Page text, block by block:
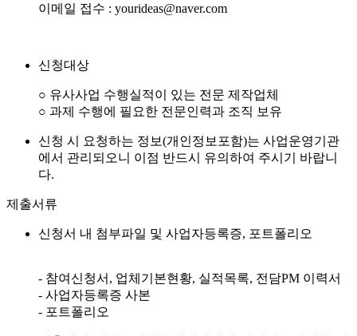
이메일 접수 : yourideas@naver.com
신청대상
○ 유사사업 수행실적이 있는 전문 제작업체
○ 과제 수행에 필요한 전문인력과 조직 보유
신청 시 요청하는 정보(개인정보포함)는 사업운영기관
에서 관리되오니 이점 반드시 유의하여 주시기 바랍니
다.
제출서류
신청서 내 첨부파일 및 사업자등록증, 포트폴리오
- 참여신청서, 업체기본현황, 실적목록, 전담PM 이력서
- 사업자등록증 사본
- 포트폴리오